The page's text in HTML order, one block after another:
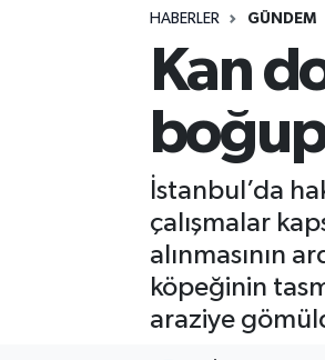
HABERLER GÜNDEM
Kan
İstanbul’da
çalışmalar
alınmasının
köpeğinin
araziye
Kültür - Sanat
Lider Haber TV Canlı Yayın